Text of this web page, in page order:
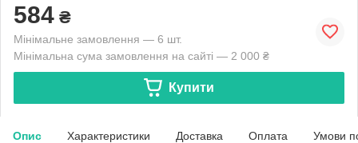
584 ₴
Мінімальне замовлення — 6 шт.
Мінімальна сума замовлення на сайті — 2 000 ₴
Купити
Опис Характеристики Доставка Оплата Умови